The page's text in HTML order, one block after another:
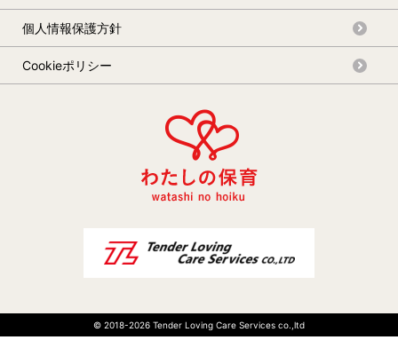
個人情報保護方針
Cookieポリシー
© 2018-2026 Tender Loving Care Services co.,ltd